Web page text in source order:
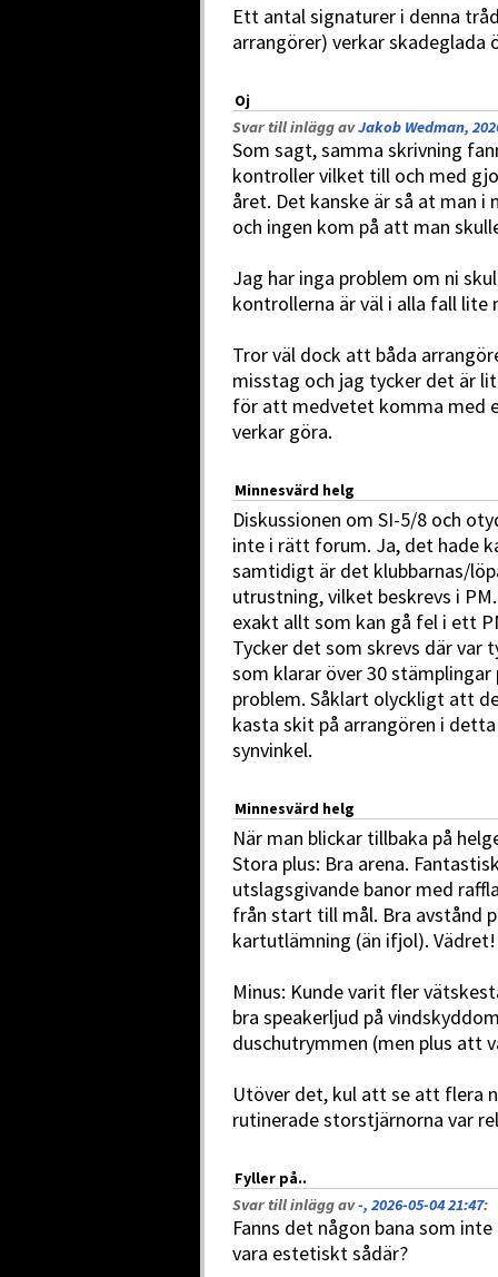
Ett antal signaturer i denna
arrangörer) verkar skadeglada
Oj
Svar till inlägg avJakob Wedman,
Som sagt, samma skrivning
kontroller vilket till och med
året. Det kanske är så at man
och ingen kom på att man
Jag har inga problem om ni
kontrollerna är väl i alla fall lite
Tror väl dock att båda
misstag och jag tycker det är
för att medvetet komma med
verkar göra.
Minnesvärd helg
Diskussionen om SI-5/8 och
inte i rätt forum. Ja, det hade
samtidigt är det klubbarnas/
utrustning, vilket beskrevs i
exakt allt som kan gå fel i ett
Tycker det som skrevs där var
som klarar över 30
problem. Såklart olyckligt att
kasta skit på arrangören i
synvinkel.
Minnesvärd helg
När man blickar tillbaka på
Stora plus: Bra arena.
utslagsgivande banor med
från start till mål. Bra avstånd
kartutlämning (än ifjol). Vädret!
Minus: Kunde varit fler
bra speakerljud på
duschutrymmen (men plus att
Utöver det, kul att se att flera
rutinerade storstjärnorna var
Fyller på..
Svar till inlägg av-, 2026-05-04 21:47:
Fanns det någon bana som
vara estetiskt sådär?